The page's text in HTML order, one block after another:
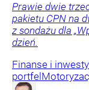
Prawie dwie
pakietu CPN na
z sondażu dla
dzień.
Finanse i
portfel